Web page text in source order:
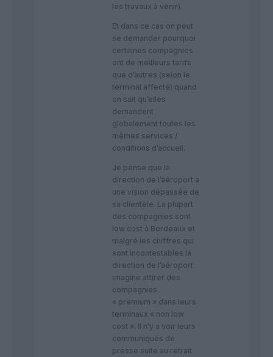
les travaux à venir).
Et dans ce cas on peut
se demander pourquoi
certaines compagnies
ont de meilleurs tarifs
que d’autres (selon le
terminal affecté) quand
on sait qu’elles
demandent
globalement toutes les
mêmes services /
conditions d’accueil.
Je pense que la
direction de l’aéroport a
une vision dépassée de
sa clientèle. La plupart
des compagnies sont
low cost à Bordeaux et
malgré les chiffres qui
sont incontestables la
direction de l’aéroport
imagine attirer des
compagnies
« premium » dans leurs
terminaux « non low
cost ». Il n’y a voir leurs
communiqués de
presse suite au retrait